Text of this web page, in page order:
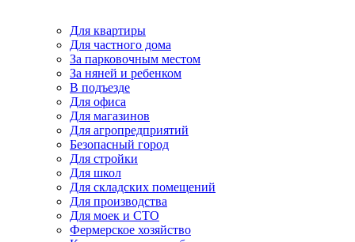
Для квартиры
Для частного дома
За парковочным местом
За няней и ребенком
В подъезде
Для офиса
Для магазинов
Для агропредприятий
Безопасный город
Для стройки
Для школ
Для складских помещений
Для производства
Для моек и СТО
Фермерское хозяйство